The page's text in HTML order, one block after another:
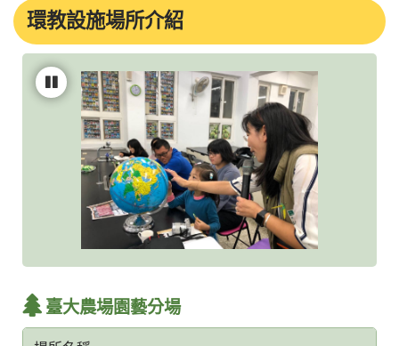
環教設施場所介紹
臺大農場園藝分場